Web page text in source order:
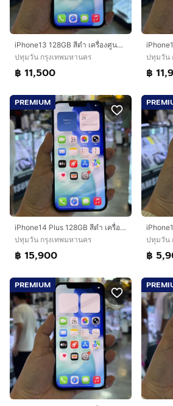
iPhone13 128GB สีดำ เครื่องศูนย์ โมเดลTH สภาพสวยมากๆ🔥🔥
ปทุมวัน กรุงเทพมหานคร
฿ 11,500
ปทุมวัน
฿
PREMIUM
iPhone14 Plus 128GB สีดำ เครื่องศูนย์ โมเดลTH สภาพสวยมากๆ สุขภาพแบต84% 🩷🩷
ปทุมวัน กรุงเทพมหานคร
฿ 15,900
ปทุมวัน
฿
PREMIUM